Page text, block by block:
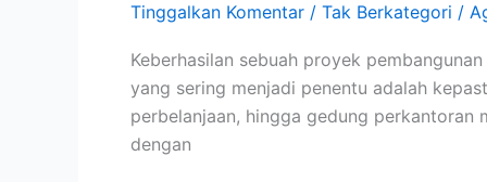
Tinggalkan Komentar / Tak Berkategori /
Keberhasilan sebuah proyek
yang sering menjadi penentu adalah
perbelanjaan, hingga gedung
dengan